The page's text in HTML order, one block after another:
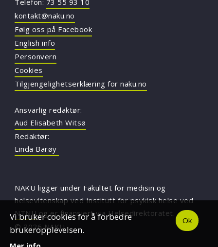
Telefon: 73 55 93 10
kontakt@naku.no
Følg oss på Facebook
English info
Personvern
Cookies
Tilgjengelighetserklæring for naku.no
Ansvarlig redaktør:
Aud Elisabeth Witsø
Redaktør:
Linda Barøy
NAKU ligger under Fakultet for medisin og
helsevitenskap ved Institutt for psykisk helse ved
NTNUog er finansiert via Helsedirektoratet.
© 2026 NAKU
Vi bruker cookies for å forbedre
brukeropplevelsen.
Ok